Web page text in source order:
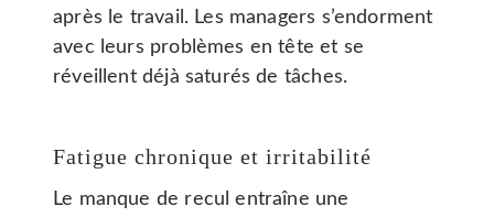
après le travail. Les managers s’endorment
avec leurs problèmes en tête et se
réveillent déjà saturés de tâches.
Fatigue chronique et irritabilité
Le manque de recul entraîne une